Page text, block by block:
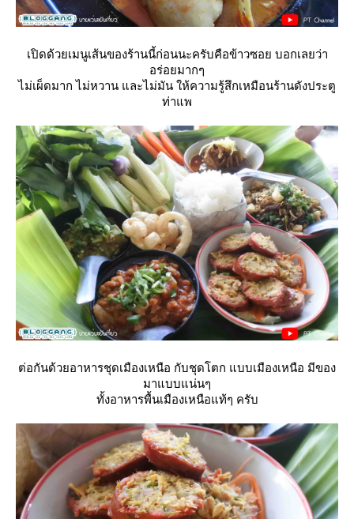
เปิดด้วยเมนูเส้นของร้านนี้ก่อนนะครับคือข้าวซอย บอกเลยว่า
อร่อยมากๆ
ไม่เผ็ดมาก ไม่หวาน และไม่มัน ให้ความรู้สึกเหมือนร้านดังประตู
ท่าแพ
ต่อกันด้วยอาหารชุดเมืองเหนือ กับชุดโตก แบบเมืองเหนือ มีของ
มาแบบแน่นๆ
ทั้งอาหารพื้นเมืองเหนือแท้ๆ ครับ